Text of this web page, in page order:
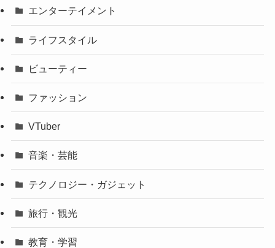
エンターテイメント
ライフスタイル
ビューティー
ファッション
VTuber
音楽・芸能
テクノロジー・ガジェット
旅行・観光
教育・学習